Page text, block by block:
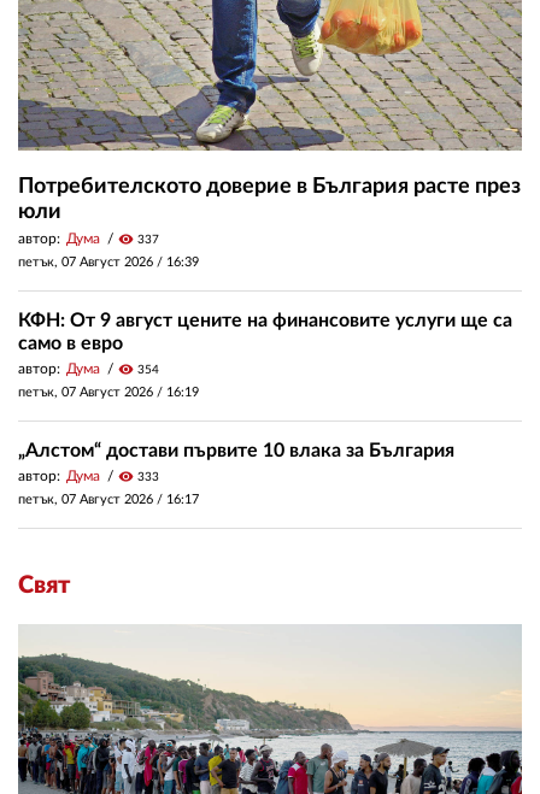
Потребителското доверие в България расте през
юли
автор: Дума visibility 337
петък, 07 Август 2026 / 16:39
КФН: От 9 август цените на финансовите услуги ще са
само в евро
автор: Дума visibility 354
петък, 07 Август 2026 / 16:19
„Алстом“ достави първите 10 влака за България
автор: Дума visibility 333
петък, 07 Август 2026 / 16:17
Свят